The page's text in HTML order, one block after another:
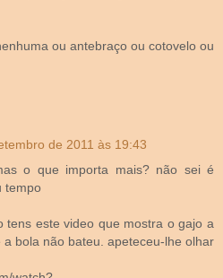
ou antebraço ou cotovelo ou
de 2011 às 19:43
o que importa mais? não sei é
tempo
tens este video que mostra o gajo a
bola não bateu. apeteceu-lhe olhar